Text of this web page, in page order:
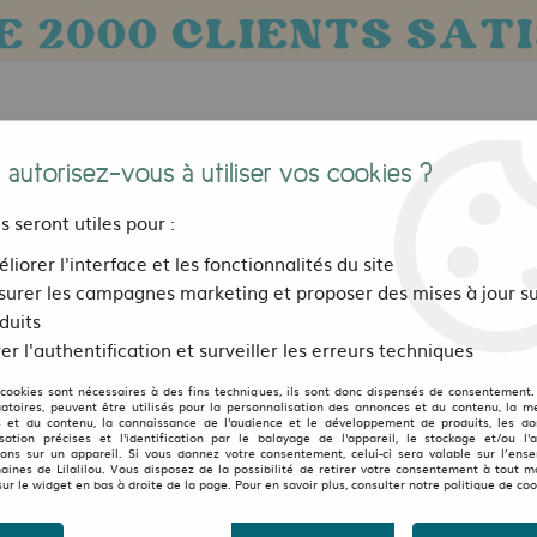
Bijoux, sacs et accessoires Pour les
>Jupe réversible Cameleon mi-longue Gordon canopé vert
LILALILOU
Jupe réversible
autorisez-vous à utiliser vos cookies ?
seront utiles pour :
l'interface et les fonctionnalités du site
les campagnes marketing et proposer des mises à jour
l'authentification et surveiller les erreurs techniques
sont nécessaires à des fins techniques, ils sont donc dispensés de
peuvent être utilisés pour la personnalisation des annonces et du contenu, la
et du contenu, la connaissance de l'audience et le développement de produits, les
précises et l'identification par le balayage de l'appareil, le stockage et/ou
sur un appareil. Si vous donnez votre consentement, celui-ci sera valable sur
de Lilalilou. Vous disposez de la possibilité de retirer votre consentement à tout
le widget en bas à droite de la page. Pour en savoir plus, consulter notre politique de